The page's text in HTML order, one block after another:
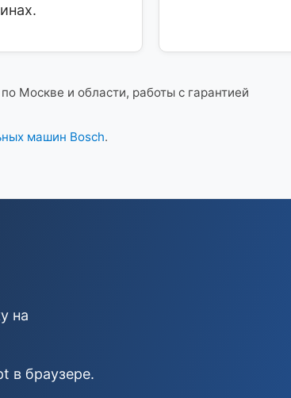
Москве и области, работы с гарантией
машин Bosch.
на
в браузере.